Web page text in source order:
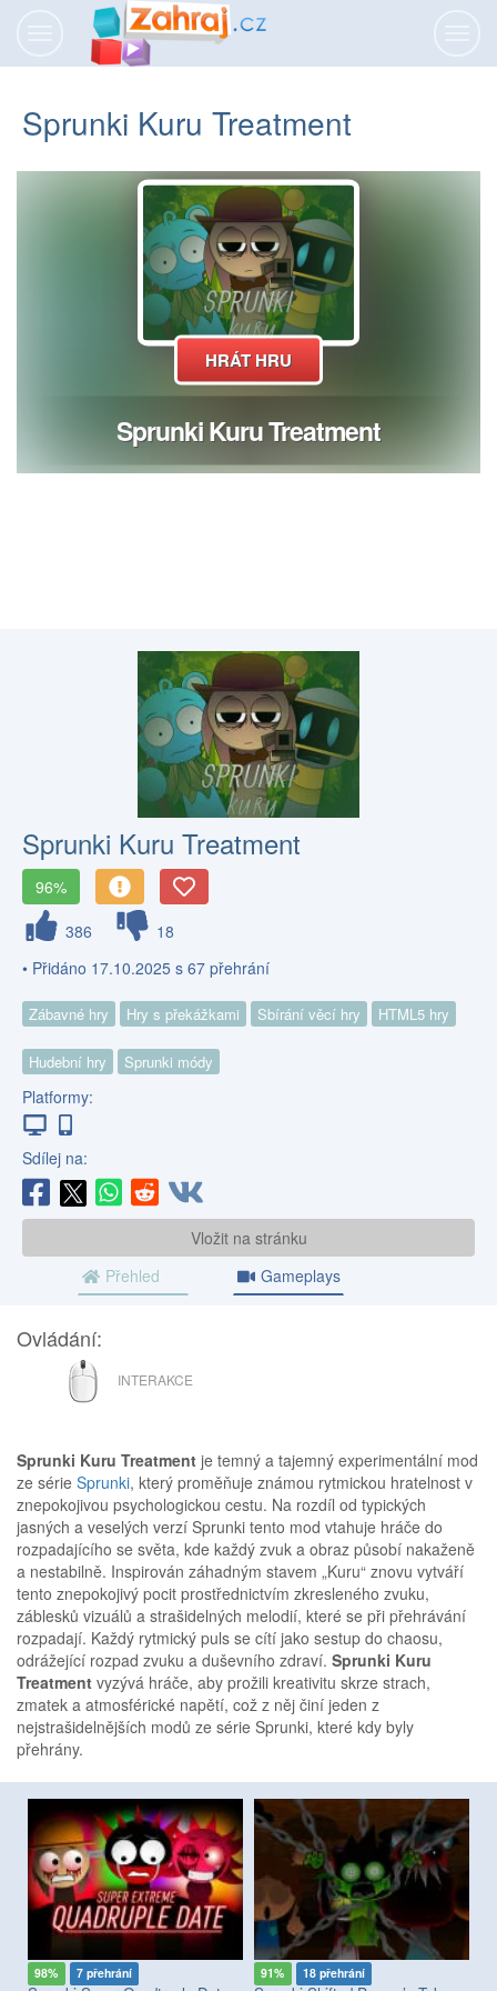
Sprunki Kuru Treatment
Sprunki Kuru Treatment
96%
386
18
• Přidáno 17.10.2025 s 67 přehrání
Zábavné hry Hry s překážkami Sbírání věcí hry HTML5 hry
Hudební hry Sprunki módy
Platformy:
Sdílej na:
Vložit na stránku
Přehled
Gameplays
Ovládání:
MYŠ
INTERAKCE
Sprunki Kuru Treatment je temný a tajemný experimentální mod
ze série Sprunki, který proměňuje známou rytmickou hratelnost v
znepokojivou psychologickou cestu. Na rozdíl od typických
jasných a veselých verzí Sprunki tento mod vtahuje hráče do
rozpadajícího se světa, kde každý zvuk a obraz působí nakaženě
a nestabilně. Inspirován záhadným stavem „Kuru“ znovu vytváří
tento znepokojivý pocit prostřednictvím zkresleného zvuku,
záblesků vizuálů a strašidelných melodií, které se při přehrávání
rozpadají. Každý rytmický puls se cítí jako sestup do chaosu,
odrážející rozpad zvuku a duševního zdraví. Sprunki Kuru
Treatment vyzývá hráče, aby prožili kreativitu skrze strach,
zmatek a atmosférické napětí, což z něj činí jeden z
nejstrašidelnějších modů ze série Sprunki, které kdy byly
přehrány.
98% 7 přehrání 91% 18 přehrání